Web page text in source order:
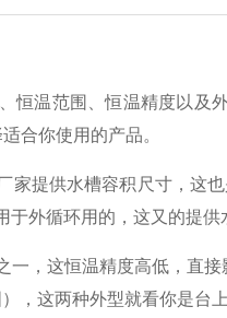
恒温范围、恒温精度以及
合你使用的产品。
家提供水槽容积尺寸，这
外循环用的，这又的提供
，这恒温精度高低，直
，这两种外型就看你是台